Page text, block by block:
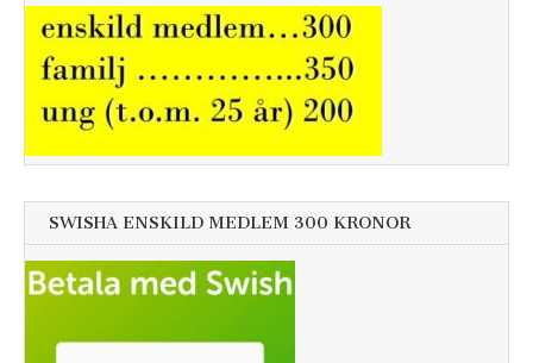
SWISHA ENSKILD MEDLEM 300 KRONOR